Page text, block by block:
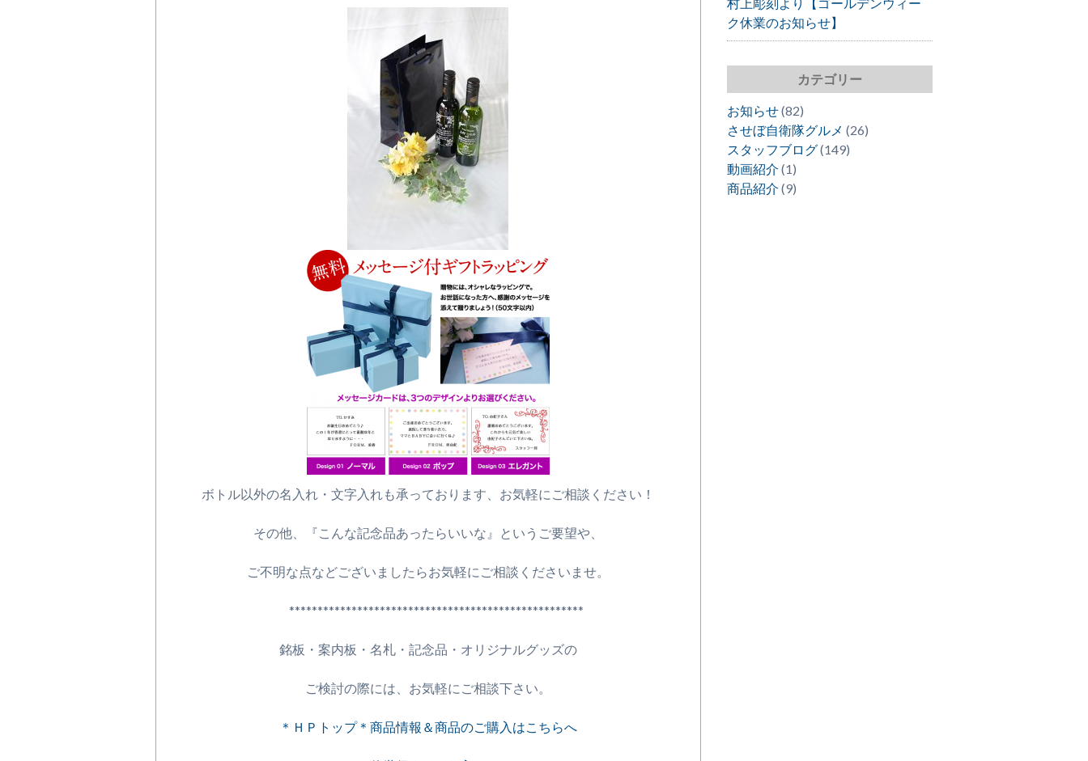
ボトル以外の名入れ・文字入れも承っております、お気軽にご相談ください！
その他、『こんな記念品あったらいいな』というご要望や、
ご不明な点などございましたらお気軽にご相談くださいませ。
****************************************************
銘板・案内板・名札・記念品・オリジナルグッズの
ご検討の際には、お気軽にご相談下さい。
＊ＨＰトップ＊商品情報＆商品のご購入はこちらへ
ク休業のお知らせ】
カテゴリー
お知らせ(82)
させぼ自衛隊グルメ (26)
スタッフブログ(149)
動画紹介 (1)
商品紹介 (9)